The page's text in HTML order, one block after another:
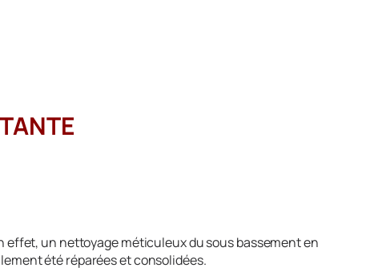
effet, un nettoyage méticuleux du sous bassement en
été réparées et consolidées.